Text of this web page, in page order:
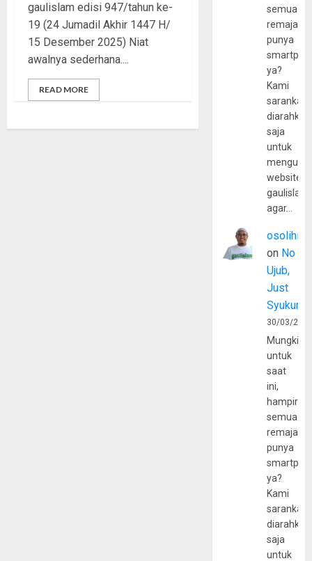
gaulislam edisi 947/tahun ke-
19 (24 Jumadil Akhir 1447 H/
15 Desember 2025) Niat
awalnya sederhana....
READ MORE
semua
remaja
punya
ya?
Kami
sarankan,
diarahkan
saja
untuk
website
agar…
osolihin
on No
Ujub,
Just
Syukur
30/03/
Mungkin
untuk
saat
ini,
hampir
semua
remaja
punya
ya?
Kami
sarankan,
diarahkan
saja
untuk